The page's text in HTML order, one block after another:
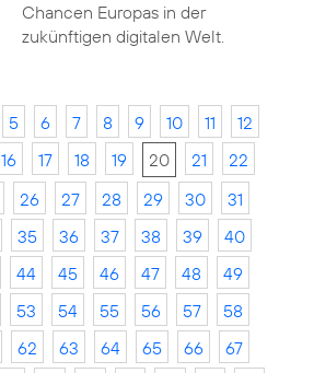
Chancen Europas in der
zukünftigen digitalen Welt.
5 6 7 8 9 10 11
12
16 17 18 19 20 21
22
26 27 28 29 30
31
35 36 37 38 39
40
44 45 46 47 48
49
53 54 55 56 57
58
62 63 64 65 66
67